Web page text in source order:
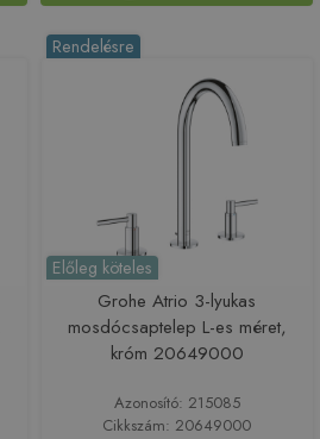
Rendelésre
Előleg köteles
Grohe Atrio 3-lyukas
mosdócsaptelep L-es méret,
króm 20649000
Azonosító: 215085
Cikkszám: 20649000